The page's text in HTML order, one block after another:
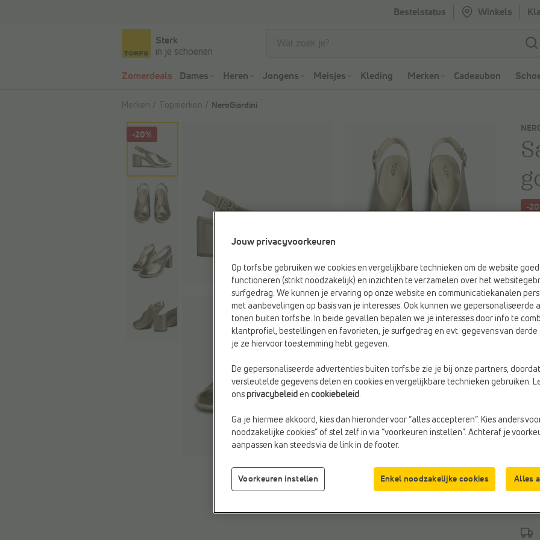
Bestelstatus Winkels
Sterk
in je schoenen
Zomerdeals Dames Heren Jongens Meisjes Kleding Merken Cadeaubon
Merken Topmerken NeroGiardini
-20%
-
Jouw privacyvoorkeuren
Op torfs.be gebruiken we cookies en vergelijkbare technieken om de website
functioneren (strikt noodzakelijk) en inzichten te verzamelen over het
surfgedrag. We kunnen je ervaring op onze website en communicatiekanalen
met aanbevelingen op basis van je interesses. Ook kunnen we gepersonaliseerde
tonen buiten torfs.be. In beide gevallen bepalen we je interesses door info te
klantprofiel, bestellingen en favorieten, je surfgedrag en evt. gegevens van
je ze hiervoor toestemming hebt gegeven.
De gepersonaliseerde advertenties buiten torfs.be zie je bij onze partners,
versleutelde gegevens delen en cookies en vergelijkbare technieken gebruiken.
ons privacybeleid en cookiebeleid.
Ga je hiermee akkoord, kies dan hieronder voor “alles accepteren”. Kies anders
noodzakelijke cookies” of stel zelf in via “voorkeuren instellen”. Achteraf je
aanpassen kan steeds via de link in de footer.
Voorkeuren instellen Enkel noodzakelijke cookies Alles